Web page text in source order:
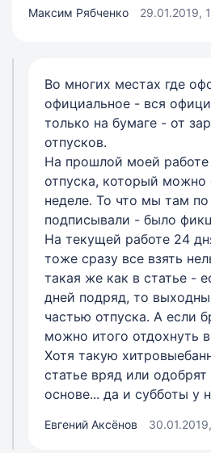
Максим Рябченко 29.01.2019,
Во многих местах где
официальное - вся
только на бумаге - от
отпусков.
На прошлой моей
отпуска, который можно
неделе. То что мы там
подписывали - было
На текущей работе 24
тоже сразу все взять
такая же как в статье -
дней подряд, то
частью отпуска. А если
можно итого отдохнуть
Хотя такую
статье вряд или одобрят
основе... да и субботы у
Евгений Аксёнов